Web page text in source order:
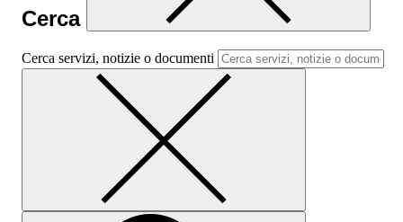
Cerca
Cerca servizi, notizie o documenti